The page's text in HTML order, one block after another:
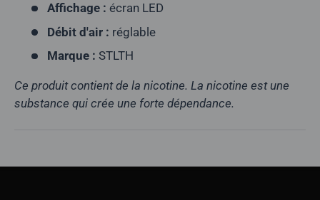
Affichage : écran LED
Débit d'air : réglable
Marque : STLTH
Ce produit contient de la nicotine. La nicotine est une
substance qui crée une forte dépendance.